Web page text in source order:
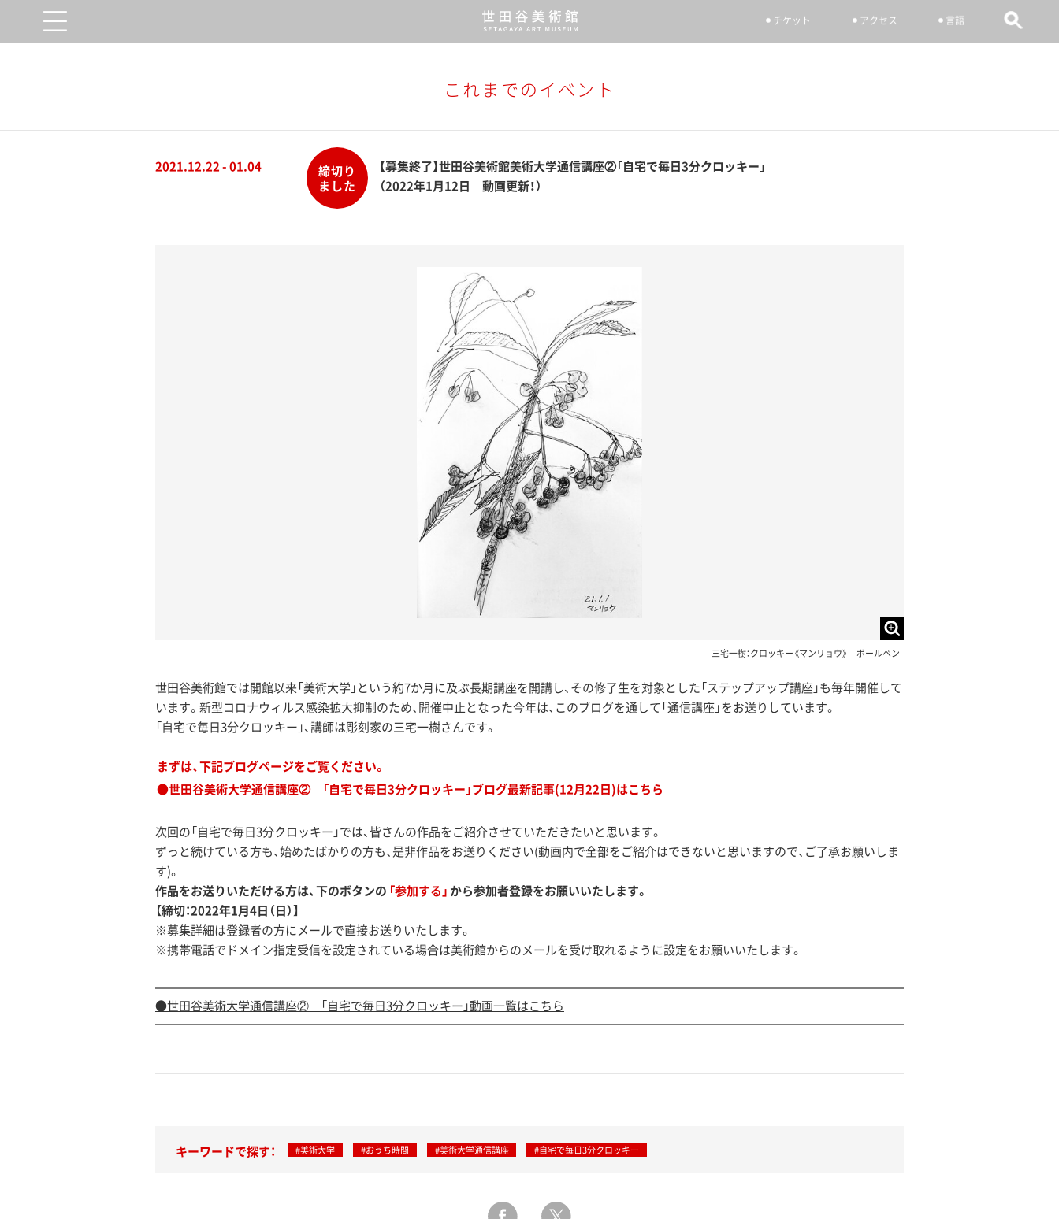
チケット アクセス 言語
これまでのイベント
2021.12.22 - 01.04
締切り
ました
【募集終了】世田谷美術館美術大学通信講座②「自宅で毎日3分クロッキー」
（2022年1月12日 動画更新！）
三宅一樹：クロッキー《マンリョウ》 ボールペン
世田谷美術館では開館以来「美術大学」という約7か月に及ぶ長期講座を開講し、その修了生を対象とした「ステップアップ講座」も毎年開催して
います。新型コロナウィルス感染拡大抑制のため、開催中止となった今年は、このブログを通して「通信講座」をお送りしています。
「自宅で毎日3分クロッキー」、講師は彫刻家の三宅一樹さんです。
まずは、下記ブログページをご覧ください。
●世田谷美術大学通信講座② 「自宅で毎日3分クロッキー」ブログ最新記事(12月22日)はこちら
次回の「自宅で毎日3分クロッキー」では、皆さんの作品をご紹介させていただきたいと思います。
ずっと続けている方も、始めたばかりの方も、是非作品をお送りください(動画内で全部をご紹介はできないと思いますので、ご了承お願いしま
す)。
作品をお送りいただける方は、下のボタンの 「参加する」 から参加者登録をお願いいたします。
【締切：2022年1月4日（日）】
※募集詳細は登録者の方にメールで直接お送りいたします。
※携帯電話でドメイン指定受信を設定されている場合は美術館からのメールを受け取れるように設定をお願いいたします。
●世田谷美術大学通信講座② 「自宅で毎日3分クロッキー」動画一覧はこちら
キーワードで探す： #美術大学 #おうち時間 #美術大学通信講座 #自宅で毎日3分クロッキー